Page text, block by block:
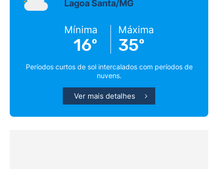
Lagoa Santa/MG
Mínima
16º
Máxima
35º
Períodos curtos de sol intercalados com períodos de
nuvens.
Ver mais detalhes